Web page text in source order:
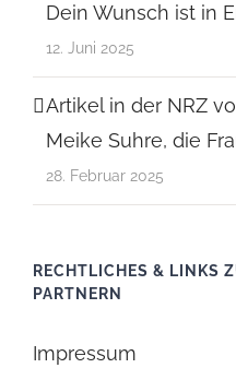
Dein Wunsch ist in
12. Juni 2025
Artikel in der NRZ
Meike Suhre, die
28. Februar 2025
RECHTLICHES & LINKS
PARTNERN
Impressum